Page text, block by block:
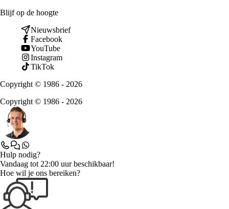
Blijf op de hoogte
Nieuwsbrief
Facebook
YouTube
Instagram
TikTok
Copyright © 1986 - 2026
Copyright © 1986 - 2026
Hulp nodig?
Vandaag tot 22:00 uur beschikbaar!
Hoe wil je ons bereiken?